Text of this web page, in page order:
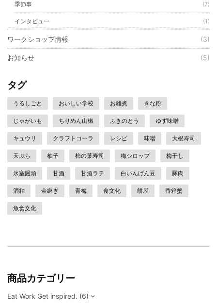
季節事 (7)
インタビュー (1)
ワークショップ情報 (3)
お知らせ (5)
タグ
うるしごと おいしい学校 お雑煮 きな粉
じゃがいも ちりめん山椒 ふきのとう ゆず味噌
キュウリ クラフトコーラ レシピ 味噌 大根寿司
天ぷら 柚子 柿の葉寿司 梅シロップ 梅干し
氷室饅頭 甘酒 甘酒ラテ 白いんげん豆 豚肉
酒粕 金継ぎ 青梅 食文化 餅屋 香箱蟹
魚食文化
商品カテゴリー
Eat Work Get inspired. (6)